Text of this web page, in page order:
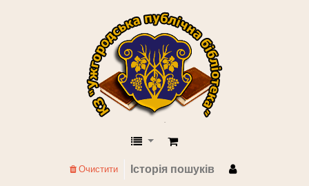
КЗ "Ужгородська публічна
Історія пошуків
Очистити